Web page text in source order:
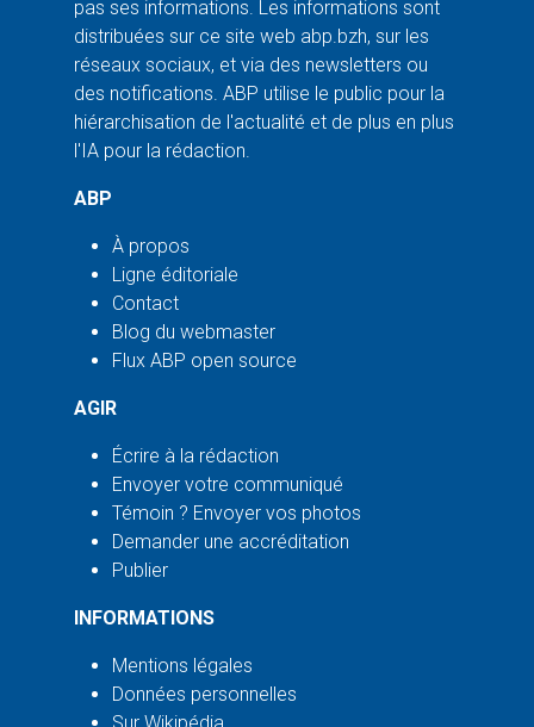
pas ses informations. Les informations sont
distribuées sur ce site web abp.bzh, sur les
réseaux sociaux, et via des newsletters ou
des notifications. ABP utilise le public pour la
hiérarchisation de l'actualité et de plus en plus
l'IA pour la rédaction.
ABP
À propos
Ligne éditoriale
Contact
Blog du webmaster
Flux ABP open source
AGIR
Écrire à la rédaction
Envoyer votre communiqué
Témoin ? Envoyer vos photos
Demander une accréditation
Publier
INFORMATIONS
Mentions légales
Données personnelles